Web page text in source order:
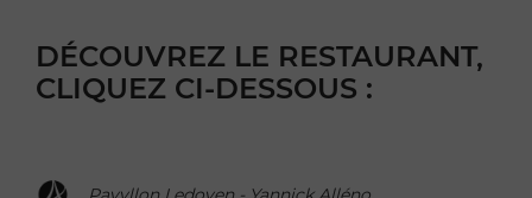
DÉCOUVREZ LE RESTAURANT,
CLIQUEZ CI-DESSOUS :